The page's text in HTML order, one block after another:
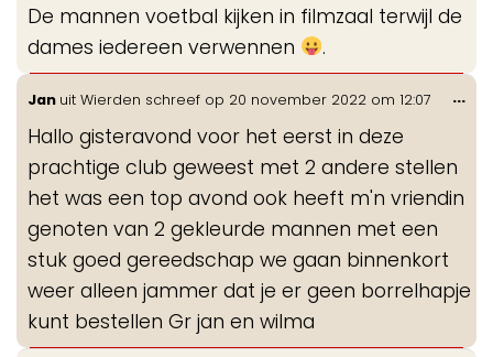
De mannen voetbal kijken in filmzaal terwijl de
dames iedereen verwennen
.
Jan uit Wierden schreef op 20 november 2022 om 12:07
Hallo gisteravond voor het eerst in deze
prachtige club geweest met 2 andere stellen
het was een top avond ook heeft m'n vriendin
genoten van 2 gekleurde mannen met een
stuk goed gereedschap we gaan binnenkort
weer alleen jammer dat je er geen borrelhapje
kunt bestellen Gr jan en wilma
...